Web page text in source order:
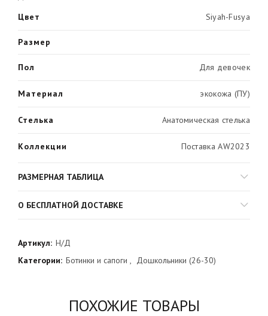
Цвет
Siyah-Fusya
Размер
Пол Для девочек
Материал экокожа (ПУ)
Стелька Анатомическая стелька
Коллекции Поставка AW2023
РАЗМЕРНАЯ ТАБЛИЦА
О БЕСПЛАТНОЙ ДОСТАВКЕ
Артикул: Н/Д
Категории: Ботинки и сапоги , Дошкольники (26-30)
ПОХОЖИЕ ТОВАРЫ